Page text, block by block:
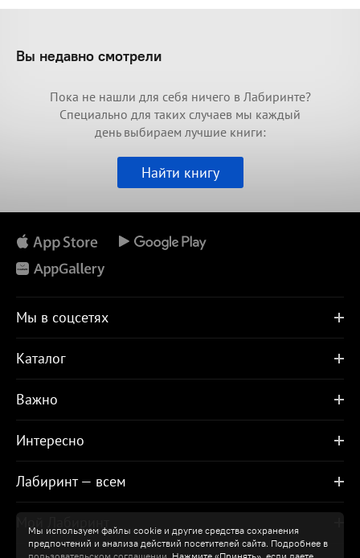
Мы используем файлы cookie и другие средства сохранения
предпочтений и анализа действий посетителей сайта. Подробнее в
Вы недавно смотрели
Пока не нашли для себя ничего в Лабиринте?
Специально для таких случаев мы каждый
день выбираем лучшие книги:
Найти книгу
Мы в соцсетях
Каталог
Важно
Интересно
Лабиринт — всем